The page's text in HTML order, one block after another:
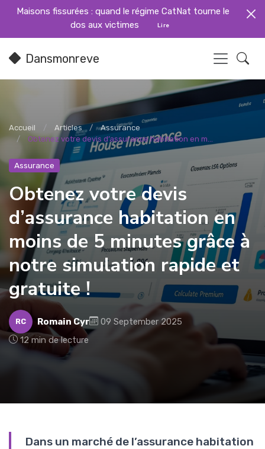
Maisons fissurées : quand le régime CatNat tourne le
dos aux victimes
Lire
Dansmonreve
Accueil Articles
Assurance
Obtenez votre devis d’assurance habitation en m...
Assurance
Obtenez votre devis
d’assurance habitation en
moins de 5 minutes grâce à
notre simulation rapide et
gratuite !
RC Romain Cyr
09 September 2025
12 min de lecture
Dans un marché de l’assurance habitation